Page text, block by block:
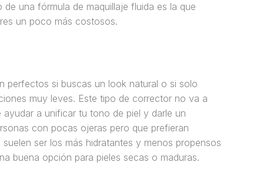
una fórmula de maquillaje fluida es la que
un poco más costosos.
perfectos si buscas un look natural o si solo
muy leves. Este tipo de corrector no va a
a unificar tu tono de piel y darle un
con pocas ojeras pero que prefieran
ser los más hidratantes y menos propensos
buena opción para pieles secas o maduras.